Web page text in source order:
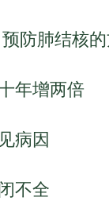
防肺结核
年增两倍
病因
不全